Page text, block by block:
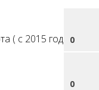
0
0
( с 2015 года )